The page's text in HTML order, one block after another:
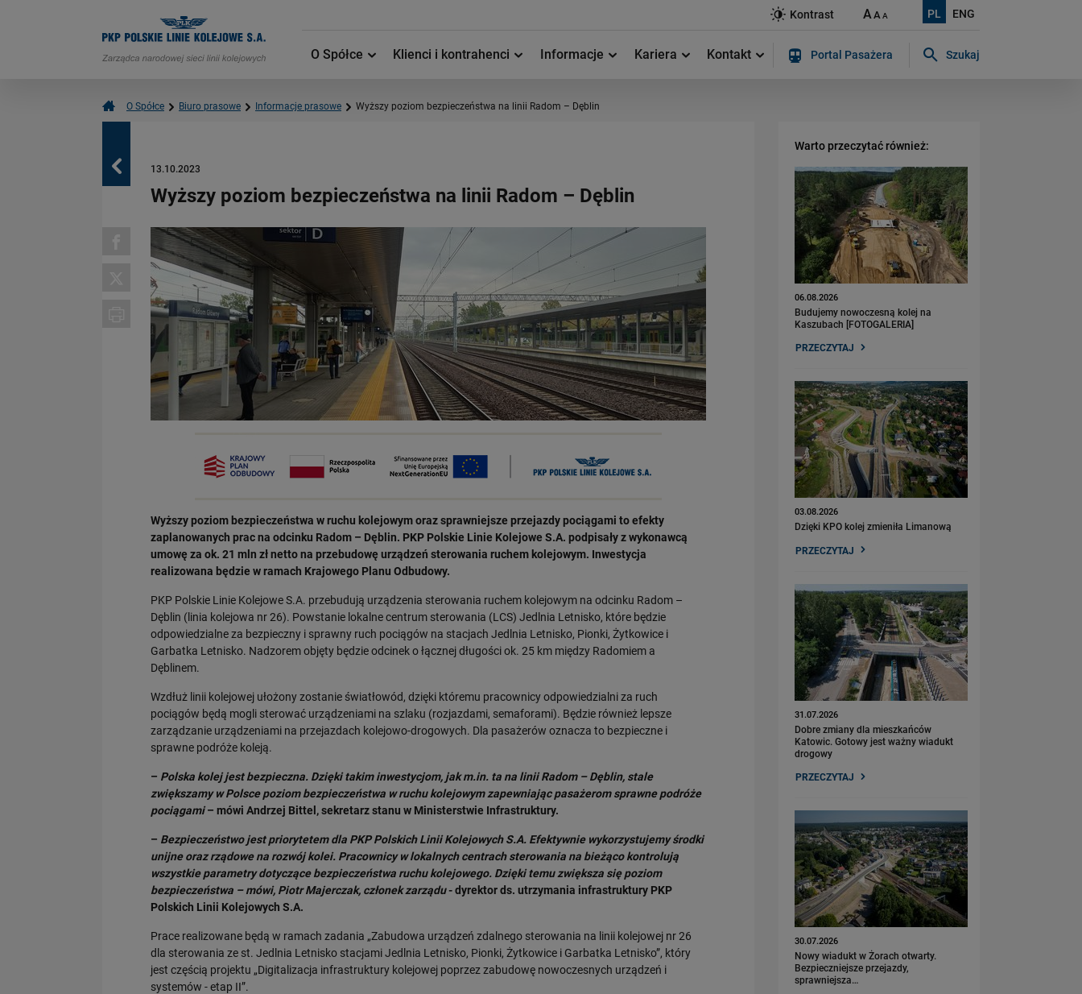
PL ENG
Kontrast AAA
O Spółce Klienci i kontrahenci Informacje Kariera Kontakt Portal Pasażera Szukaj
O Spółce Biuro prasowe Informacje prasowe Wyższy poziom bezpieczeństwa na linii Radom – Dęblin
Powrót 13.10.2023
Wyższy poziom bezpieczeństwa na linii Radom – Dęblin
Wyższy poziom bezpieczeństwa w ruchu kolejowym oraz sprawniejsze przejazdy pociągami to efekty
zaplanowanych prac na odcinku Radom – Dęblin. PKP Polskie Linie Kolejowe S.A. podpisały z wykonawcą
umowę za ok. 21 mln zł netto na przebudowę urządzeń sterowania ruchem kolejowym. Inwestycja
realizowana będzie w ramach Krajowego Planu Odbudowy.
PKP Polskie Linie Kolejowe S.A. przebudują urządzenia sterowania ruchem kolejowym na odcinku Radom –
Dęblin (linia kolejowa nr 26). Powstanie lokalne centrum sterowania (LCS) Jedlnia Letnisko, które będzie
odpowiedzialne za bezpieczny i sprawny ruch pociągów na stacjach Jedlnia Letnisko, Pionki, Żytkowice i
Garbatka Letnisko. Nadzorem objęty będzie odcinek o łącznej długości ok. 25 km między Radomiem a
Dęblinem.
Wzdłuż linii kolejowej ułożony zostanie światłowód, dzięki któremu pracownicy odpowiedzialni za ruch
pociągów będą mogli sterować urządzeniami na szlaku (rozjazdami, semaforami). Będzie również lepsze
zarządzanie urządzeniami na przejazdach kolejowo-drogowych. Dla pasażerów oznacza to bezpieczne i
sprawne podróże koleją.
– Polska kolej jest bezpieczna. Dzięki takim inwestycjom, jak m.in. ta na linii Radom – Dęblin, stale
zwiększamy w Polsce poziom bezpieczeństwa w ruchu kolejowym zapewniając pasażerom sprawne podróże
pociągami– mówi Andrzej Bittel, sekretarz stanu w Ministerstwie Infrastruktury.
– Bezpieczeństwo jest priorytetem dla PKP Polskich Linii Kolejowych S.A. Efektywnie wykorzystujemy środki
unijne oraz rządowe na rozwój kolei. Pracownicy w lokalnych centrach sterowania na bieżąco kontrolują
wszystkie parametry dotyczące bezpieczeństwa ruchu kolejowego. Dzięki temu zwiększa się poziom
bezpieczeństwa – mówi, Piotr Majerczak, członek zarządu- dyrektor ds. utrzymania infrastruktury PKP
Polskich Linii Kolejowych S.A.
Prace realizowane będą w ramach zadania „Zabudowa urządzeń zdalnego sterowania na linii kolejowej nr 26
dla sterowania ze st. Jedlnia Letnisko stacjami Jedlnia Letnisko, Pionki, Żytkowice i Garbatka Letnisko”, który
jest częścią projektu „Digitalizacja infrastruktury kolejowej poprzez zabudowę nowoczesnych urządzeń i
systemów - etap II”.
Warto przeczytać również:
06.08.2026
Budujemy nowoczesną kolej na
Kaszubach [FOTOGALERIA]
PRZECZYTAJ
03.08.2026
Dzięki KPO kolej zmieniła Limanową
PRZECZYTAJ
31.07.2026
Dobre zmiany dla mieszkańców
Katowic. Gotowy jest ważny wiadukt
drogowy
PRZECZYTAJ
30.07.2026
Nowy wiadukt w Żorach otwarty.
Bezpieczniejsze przejazdy,
sprawniejsza…